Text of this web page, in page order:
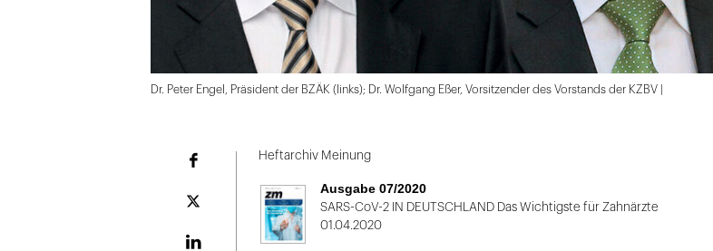
Dr. Peter Engel, Präsident der BZÄK (links); Dr. Wolfgang Eßer, Vorsitzender des Vorstands der KZBV |
Plattform
Heftarchiv Meinung
Ausgabe 07/2020
SARS-CoV-2 IN DEUTSCHLAND Das Wichtigste für Zahnärzte
01.04.2020